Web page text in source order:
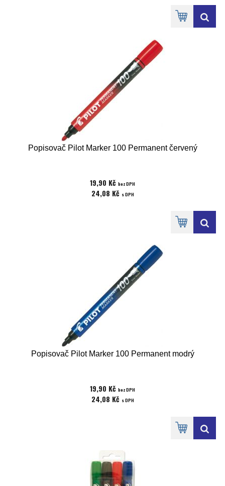
Popisovač Pilot Marker 100 Permanent červený
19,90 Kč bez DPH
24,08 Kč s DPH
Popisovač Pilot Marker 100 Permanent modrý
19,90 Kč bez DPH
24,08 Kč s DPH